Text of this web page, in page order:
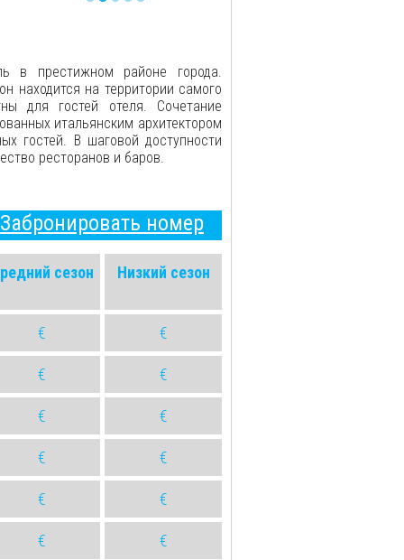
в престижном районе города.
находится на территории самого
для гостей отеля. Сочетание
итальянским архитектором
гостей. В шаговой доступности
ресторанов и баров.
Забронировать номер
сезон Низкий сезон
€ €
€ €
€ €
€ €
€ €
€ €